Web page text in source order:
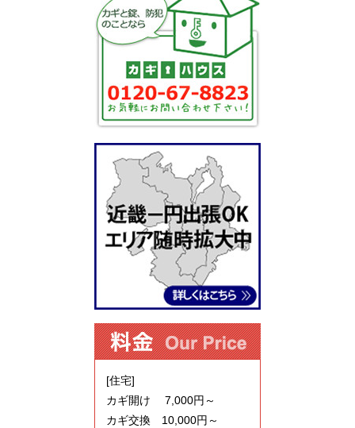
[住宅]
カギ開け 7,000円～
カギ交換 10,000円～